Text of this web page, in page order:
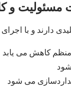
دارند و با اجرای
کاهش می یابد